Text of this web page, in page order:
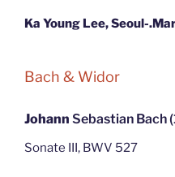
Ka Young Lee, Seoul-
Bach & Widor
Johann Sebastian Bach
Sonate III, BWV 527